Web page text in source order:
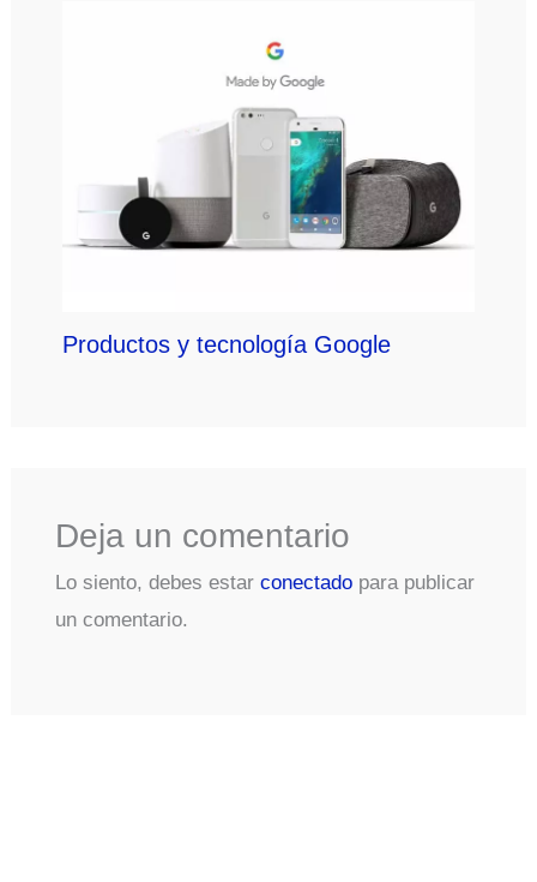
Productos y tecnología Google
Deja un comentario
Lo siento, debes estar conectadopara publicar
un comentario.